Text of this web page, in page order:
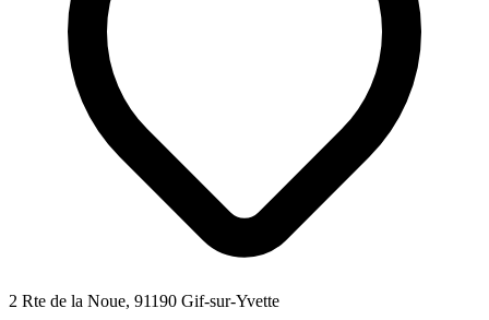
2 Rte de la Noue, 91190 Gif-sur-Yvette